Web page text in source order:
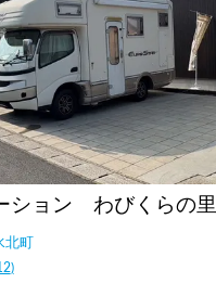
ション わびくらの里
町
)